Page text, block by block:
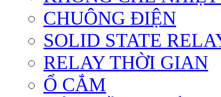
CHUÔNG ĐIỆN
SOLID STATE
RELAY THỜI GIAN
Ổ CẮM